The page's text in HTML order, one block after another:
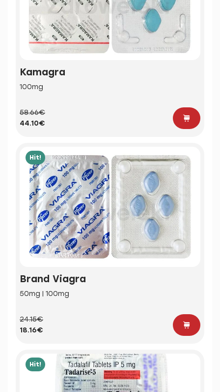
Kamagra
100mg
58.66€
44.10€
Hit!
Brand Viagra
50mg | 100mg
24.15€
18.16€
Hit!